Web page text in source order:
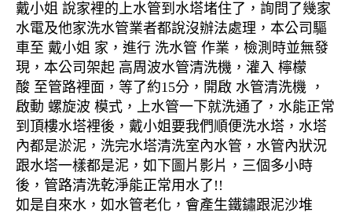
戴小姐 說家裡的上水管到水塔堵住了，詢問了幾家
水電及他家洗水管業者都說沒辦法處理，本公司驅
車至 戴小姐 家，進行 洗水管 作業，檢測時並無發
現，本公司架起 高周波水管清洗機，灌入 檸檬
酸 至管路裡面，等了約15分，開啟 水管清洗機 ，
啟動 螺旋波 模式，上水管一下就洗通了，水能正常
到頂樓水塔裡後，戴小姐要我們順便洗水塔，水塔
內都是淤泥，洗完水塔清洗室內水管，水管內狀況
跟水塔一樣都是泥，如下圖片影片，三個多小時
後，管路清洗乾淨能正常用水了!!
如是自來水，如水管老化，會產生鐵鏽跟泥沙堆